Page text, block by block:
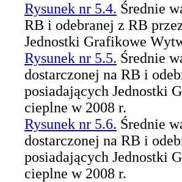
Rysunek nr 5.4. Średnie
RB i odebranej z RB
Jednostki Grafikowe
Rysunek nr 5.5. Średnie
dostarczonej na RB i
posiadających Jednostki
cieplne w 2008 r.
Rysunek nr 5.6. Średnie
dostarczonej na RB i
posiadających Jednostki
cieplne w 2008 r.